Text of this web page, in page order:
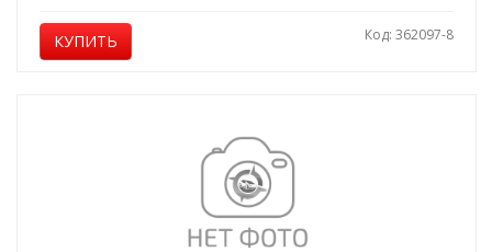
КУПИТЬ Код: 362097-8